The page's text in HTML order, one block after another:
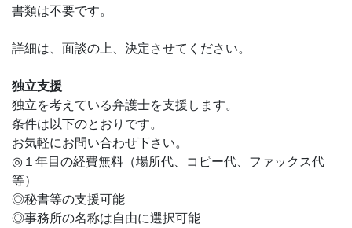
書類は不要です。
詳細は、面談の上、決定させてください。
独立支援
独立を考えている弁護士を支援します。
条件は以下のとおりです。
お気軽にお問い合わせ下さい。
◎１年目の経費無料（場所代、コピー代、ファックス代
等）
◎秘書等の支援可能
◎事務所の名称は自由に選択可能